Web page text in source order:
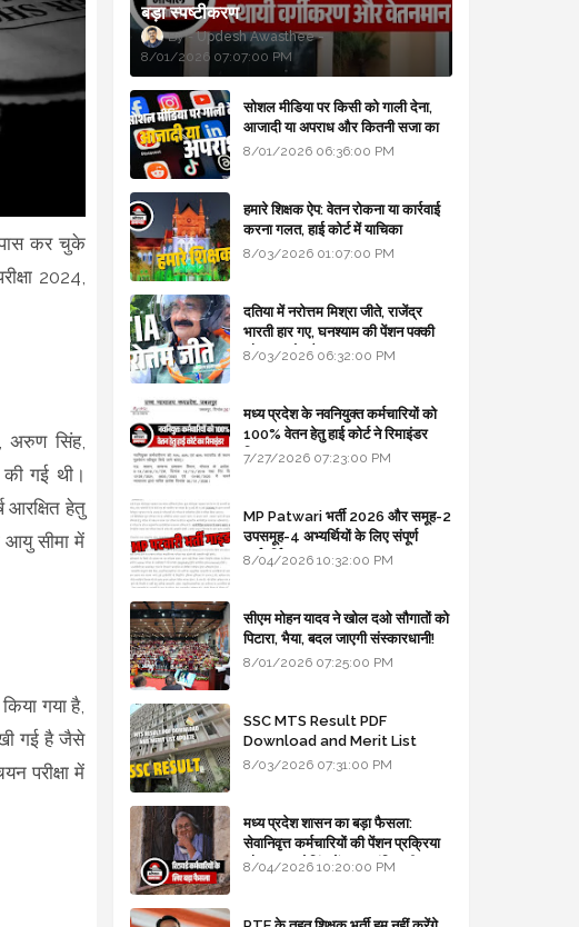
पास कर चुके
2024,
अरुण सिंह,
की गई थी।
आरक्षित हेतु
आयु सीमा में
गया है,
गई है जैसे
परीक्षा में
बड़ा स्पष्टीकरण
Updesh Awasthee
8/01/2026 07:07:00 PM
सोशल मीडिया पर किसी को गाली देना,
आजादी या अपराध और कितनी सजा का
प्रावधान - free legal advice
8/01/2026 06:36:00 PM
हमारे शिक्षक ऐप: वेतन रोकना या कार्रवाई
करना गलत, हाई कोर्ट में याचिका
8/03/2026 01:07:00 PM
दतिया में नरोत्तम मिश्रा जीते, राजेंद्र
भारती हार गए, घनश्याम की पेंशन पक्की
और आशुतोष बैक टू...
8/03/2026 06:32:00 PM
मध्य प्रदेश के नवनियुक्त कर्मचारियों को
100% वेतन हेतु हाई कोर्ट ने रिमाइंडर
लिखा
7/27/2026 07:23:00 PM
MP Patwari भर्ती 2026 और समूह-2
उपसमूह-4 अभ्यर्थियों के लिए संपूर्ण
मार्गदर्शिका
8/04/2026 10:32:00 PM
सीएम मोहन यादव ने खोल दओ सौगातों को
पिटारा, भैया, बदल जाएगी संस्कारधानी!
8/01/2026 07:25:00 PM
SSC MTS Result PDF
Download and Merit List
Update
8/03/2026 07:31:00 PM
मध्य प्रदेश शासन का बड़ा फैसला:
सेवानिवृत्त कर्मचारियों की पेंशन प्रक्रिया
और बजट कोडिंग में हुए क्रांतिकारी
8/04/2026 10:20:00 PM